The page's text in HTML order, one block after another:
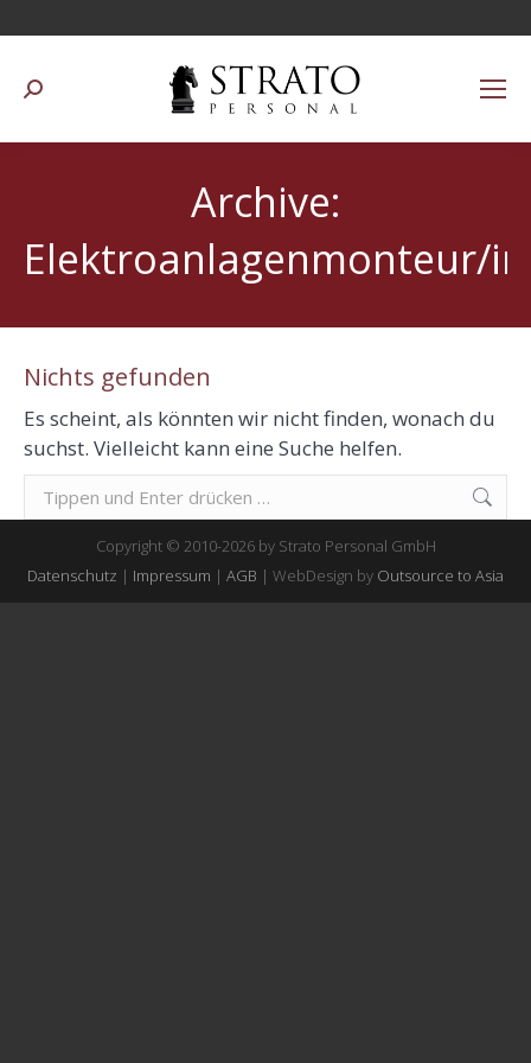
Suchen:
Archive:
Elektroanlagenmonteur/in
Nichts gefunden
Es scheint, als könnten wir nicht finden, wonach du
suchst. Vielleicht kann eine Suche helfen.
Suchen:
Copyright © 2010-2026 by Strato Personal GmbH
Datenschutz | Impressum | AGB | WebDesign by Outsource to Asia